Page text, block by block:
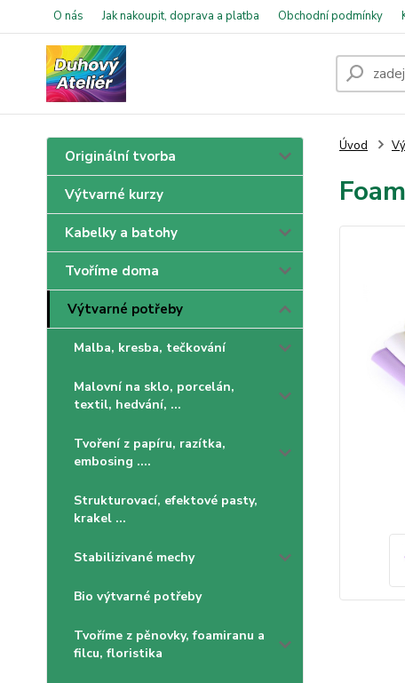
O nás Jak nakoupit, doprava a platba Obchodní podmínky
Originální tvorba
Výtvarné kurzy
Kabelky a batohy
Tvoříme doma
Výtvarné potřeby
Malba, kresba, tečkování
Malovní na sklo, porcelán,
textil, hedvání, ...
Tvoření z papíru, razítka,
embosing ....
Strukturovací, efektové pasty,
krakel ...
Stabilizivané mechy
Bio výtvarné potřeby
Tvoříme z pěnovky, foamiranu a
filcu, floristika
Úvod